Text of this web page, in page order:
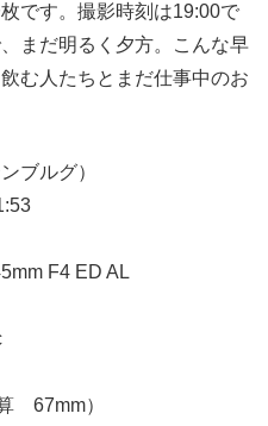
です。撮影時刻は19:00で
まだ明るく夕方。こんな早
む人たちとまだ仕事中のお
ブルグ）
F4 ED AL
67mm）